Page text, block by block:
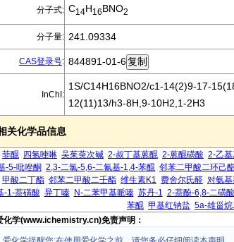
分子式: C14H16BNO2
分子量: 241.09334
CAS登录号: 844891-01-6
InChI:
1S/C14H16BNO2/c1-14(2)9-17-
12(11)13/h3-8H,9-10H2,1-2H3
关化学品信息
菲醌 四氢唑啉 吴茱萸次碱 2-叔丁基蒽醌 2-蒽醌磺酸 2-乙
-5-吡唑酮 2,3-二氯-5,6-二氰基-1,4-苯醌 邻苯二甲酸二环己
甲酸二丁酯 邻苯二甲酸二壬酯 维生素K1 费舍尔氏醛 对氨
-1-萘磺酸 异丁嗪 N-二苯甲基哌嗪 苏丹-1 2-萘酚-6,8-二磺
苯醌 甲基红钠盐 5a-雄甾烷
化学(www.ichemistry.cn)免责声明：